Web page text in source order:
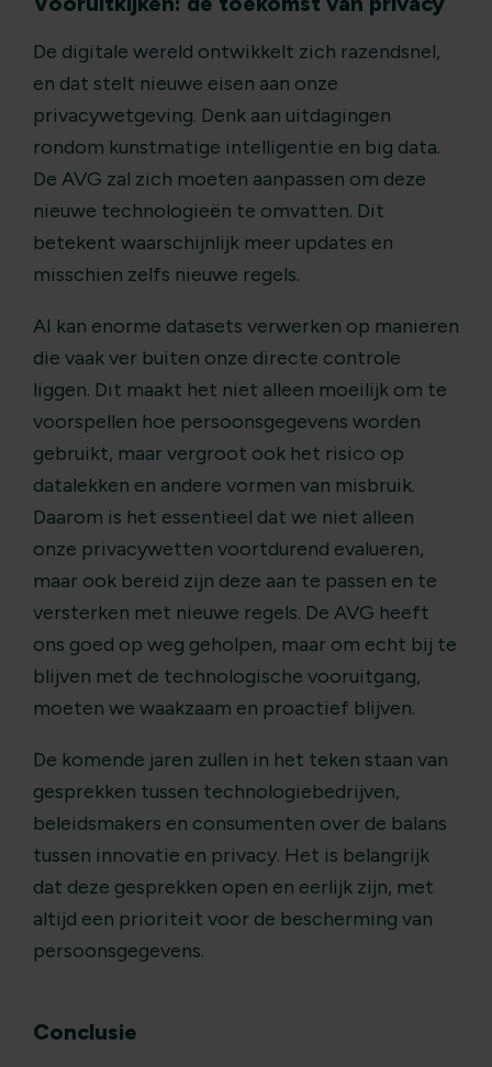
De digitale wereld ontwikkelt zich razendsnel,
en dat stelt nieuwe eisen aan onze
privacywetgeving. Denk aan uitdagingen
rondom kunstmatige intelligentie en big data.
De AVG zal zich moeten aanpassen om deze
nieuwe technologieën te omvatten. Dit
betekent waarschijnlijk meer updates en
misschien zelfs nieuwe regels.
AI kan enorme datasets verwerken op manieren
die vaak ver buiten onze directe controle
liggen. Dit maakt het niet alleen moeilijk om te
voorspellen hoe persoonsgegevens worden
gebruikt, maar vergroot ook het risico op
datalekken en andere vormen van misbruik.
Daarom is het essentieel dat we niet alleen
onze privacywetten voortdurend evalueren,
maar ook bereid zijn deze aan te passen en te
versterken met nieuwe regels. De AVG heeft
ons goed op weg geholpen, maar om echt bij te
blijven met de technologische vooruitgang,
moeten we waakzaam en proactief blijven.
De komende jaren zullen in het teken staan van
gesprekken tussen technologiebedrijven,
beleidsmakers en consumenten over de balans
tussen innovatie en privacy. Het is belangrijk
dat deze gesprekken open en eerlijk zijn, met
altijd een prioriteit voor de bescherming van
persoonsgegevens.
Conclusie